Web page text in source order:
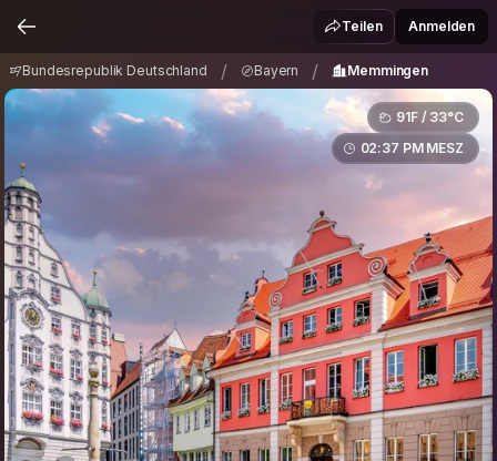
Bayern /
Teilen Anmelden
Bundesrepublik Deutschland / Bayern / Memmingen
91F / 33°C
02:37 PM MESZ